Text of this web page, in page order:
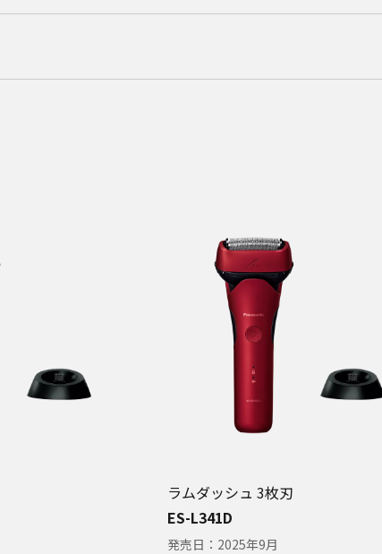
ラムダッシュ 3枚刃
ES-L341D
発売日： 2025年9月